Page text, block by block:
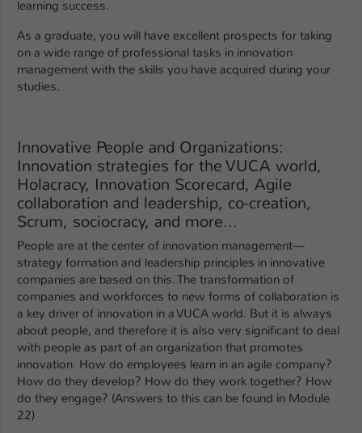
learning success.
As a graduate, you will have excellent prospects for taking
on a wide range of professional tasks in innovation
management with the skills you have acquired during your
studies.
Innovative People and Organizations:
Innovation strategies for the VUCA world,
Holacracy, Innovation Scorecard, Agile
collaboration and leadership, co-creation,
Scrum, sociocracy, and more...
People are at the center of innovation management—
strategy formation and leadership principles in innovative
companies are based on this. The transformation of
companies and workforces to new forms of collaboration is
a key driver of innovation in a VUCA world. But it is always
about people, and therefore it is also very significant to deal
with people as part of an organization that promotes
innovation. How do employees learn in an agile company?
How do they develop? How do they work together? How
do they engage? (Answers to this can be found in Module
22)
Zweck
Speicherung Ihrer vorgenommen
Einstellungen, falls der Webseiten-
Betreiber dies eingestellt hat.
Anbieter TYPO3
Laufzeit 1 Woche
Zweck
Dieses Cookie ist ein Standard-Session-
Cookie von TYPO3. Es speichert im Fall
eines Intranet-Logins die Session-ID. So
kann der eingeloggte Benutzer
wiedererkannt werden und es wird ihm
Zugang zu geschützten Bereichen
gewährt.
Name be_typo_user
Anbieter